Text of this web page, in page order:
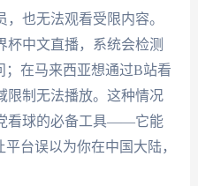
也无法观看受限内容。
杯中文直播，系统会检测
；在马来西亚想通过B站看
限制无法播放。这种情况
看球的必备工具——它能
台误以为你在中国大陆，